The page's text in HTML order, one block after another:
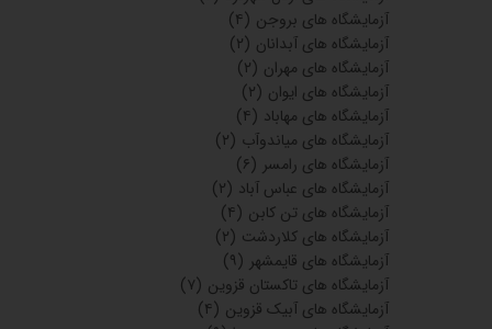
آزمایشگاه های رشت
(۱۲)
آزمایشگاه های هرمزگان (۳)
بیجار
(۲)
آزمایشگاه های آبادان (۱۱)
آزمایشگاه های دزفول (۵)
آزمایشگاه های شوش (۵)
آزمایشگاه های خوزستان (۱۰)
آزمایشگاه های مسجدسلیمان
آزمایشگاه های خرمشهر
(۸)
آزمایشگاه های گنبدکاووس (۲۵)
شهرستان نهاوند (۱)
شهرستان نهاوند (۱)
ازمایشگاه های شهرکرد (۱۳)